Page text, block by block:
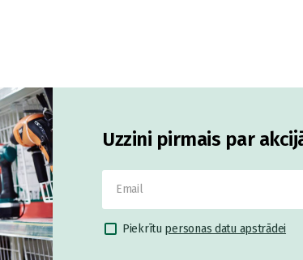
Uzzini pirmais par
Piekrītu personas datu apstrādei